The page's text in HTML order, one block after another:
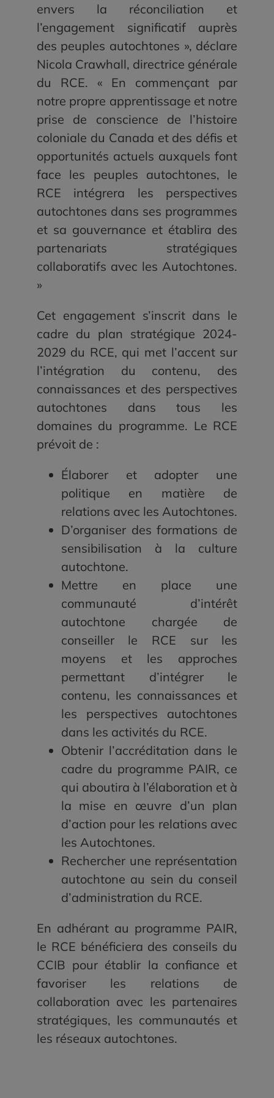
envers la réconciliation et
l’engagement significatif auprès
des peuples autochtones », déclare
Nicola Crawhall, directrice générale
du RCE. « En commençant par
notre propre apprentissage et notre
prise de conscience de l’histoire
coloniale du Canada et des défis et
opportunités actuels auxquels font
face les peuples autochtones, le
RCE intégrera les perspectives
autochtones dans ses programmes
et sa gouvernance et établira des
partenariats stratégiques
collaboratifs avec les Autochtones.
»
Cet engagement s’inscrit dans le
cadre du plan stratégique 2024-
2029 du RCE, qui met l’accent sur
l’intégration du contenu, des
connaissances et des perspectives
autochtones dans tous les
domaines du programme. Le RCE
prévoit de :
Élaborer et adopter une
politique en matière de
relations avec les Autochtones.
D’organiser des formations de
sensibilisation à la culture
autochtone.
Mettre en place une
communauté d’intérêt
autochtone chargée de
conseiller le RCE sur les
moyens et les approches
permettant d’intégrer le
contenu, les connaissances et
les perspectives autochtones
dans les activités du RCE.
Obtenir l’accréditation dans le
cadre du programme PAIR, ce
qui aboutira à l’élaboration et à
la mise en œuvre d’un plan
d’action pour les relations avec
les Autochtones.
Rechercher une représentation
autochtone au sein du conseil
d’administration du RCE.
En adhérant au programme PAIR,
le RCE bénéficiera des conseils du
CCIB pour établir la confiance et
favoriser les relations de
collaboration avec les partenaires
stratégiques, les communautés et
les réseaux autochtones.